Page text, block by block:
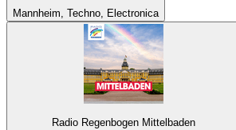
Mannheim, Techno, Electronica
Radio Regenbogen Mittelbaden